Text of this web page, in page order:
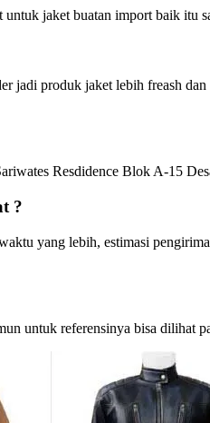
jaket buatan import baik itu
jadi produk jaket lebih freash
Resdidence Blok A-15
?
yang lebih, estimasi
untuk referensinya bisa